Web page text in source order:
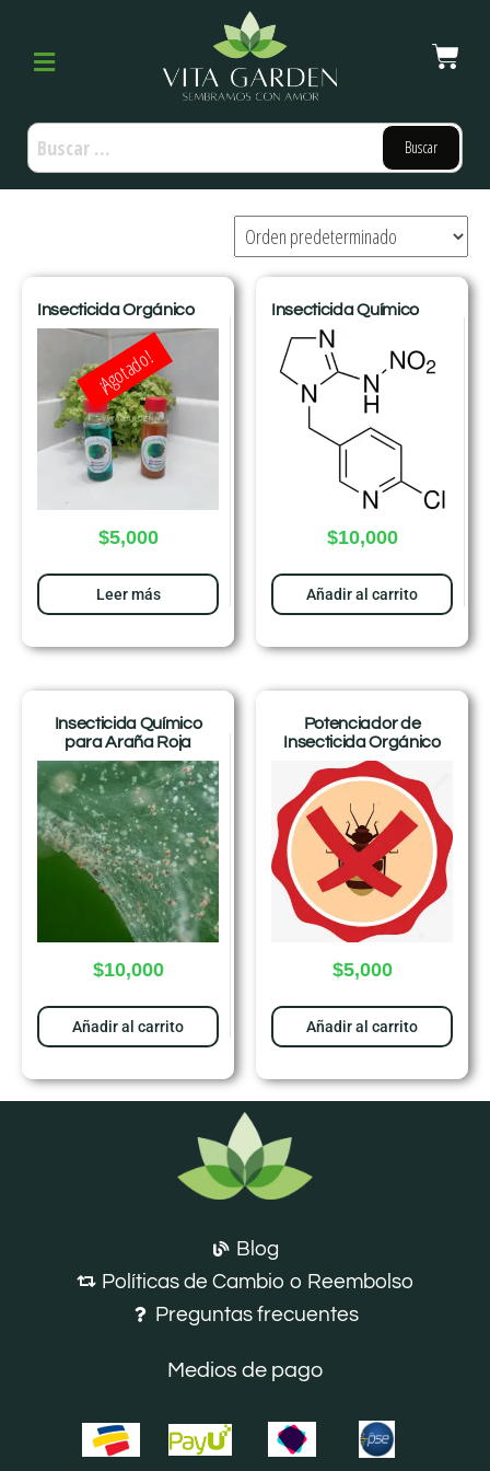
Insecticida Orgánico
$5,000
Leer más
¡Agotado!
Insecticida Químico
$10,000
Añadir al carrito
Insecticida Químico
para Araña Roja
$10,000
Añadir al carrito
Potenciador de
Insecticida Orgánico
$5,000
Añadir al carrito
Blog
Políticas de Cambio o Reembolso
Preguntas frecuentes
Medios de pago